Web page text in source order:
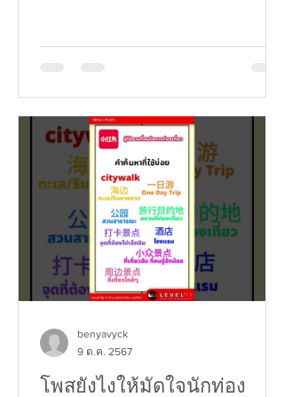
โพสยังไงให้มัดใจนักท่อง
benyavyck
9 ต.ค. 2567